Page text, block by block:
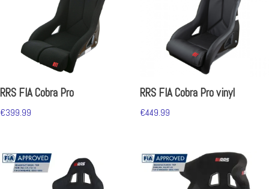
RRS FIA Cobra Pro
€399.99
RRS FIA Cobra Pro vinyl
€449.99